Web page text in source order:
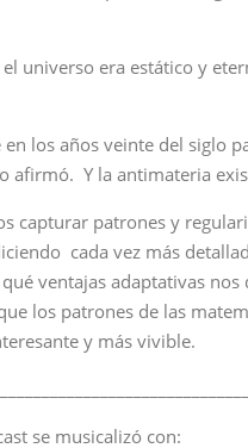
el universo era estático y
los años veinte del siglo
afirmó. Y la antimateria
capturar patrones y
cada vez más
ventajas adaptativas
los patrones de las
y más vivible.
se musicalizó con: